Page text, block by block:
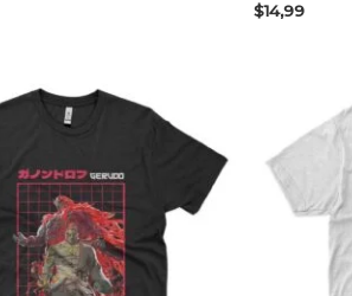
$14,99